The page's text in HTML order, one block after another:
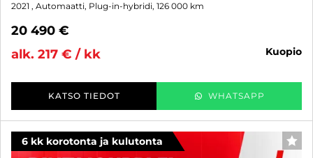
2021 , Automaatti, Plug-in-hybridi, 126 000 km
20 490 €
alk. 217 € / kk
kuopio
KATSO TIEDOT WHATSAPP
6 kk korotonta ja kulutonta